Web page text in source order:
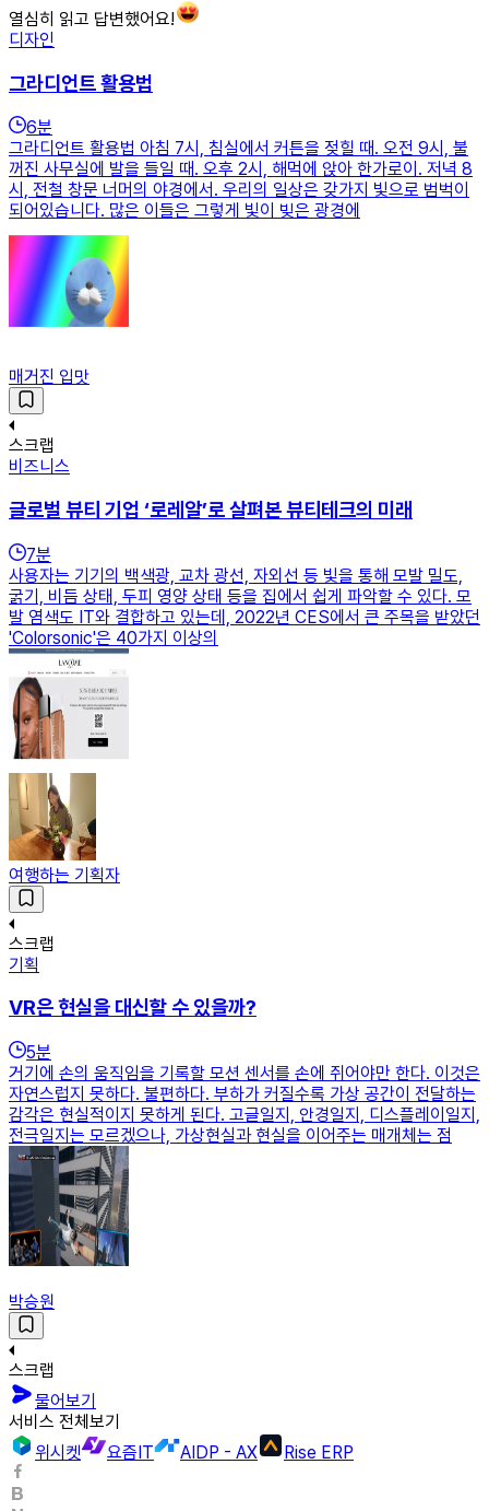
열심히 읽고 답변했어요!
디자인
그라디언트 활용법
6분
그라디언트 활용법 아침 7시, 침실에서 커튼을 젖힐 때. 오전 9시, 불
꺼진 사무실에 발을 들일 때. 오후 2시, 해먹에 앉아 한가로이. 저녁 8
시, 전철 창문 너머의 야경에서. 우리의 일상은 갖가지 빛으로 범벅이
되어있습니다. 많은 이들은 그렇게 빛이 빚은 광경에
매거진 입맛
스크랩
비즈니스
글로벌 뷰티 기업 ‘로레알’로 살펴본 뷰티테크의 미래
7분
사용자는 기기의 백색광, 교차 광선, 자외선 등 빛을 통해 모발 밀도,
굵기, 비듬 상태, 두피 영양 상태 등을 집에서 쉽게 파악할 수 있다. 모
발 염색도 IT와 결합하고 있는데, 2022년 CES에서 큰 주목을 받았던
'Colorsonic'은 40가지 이상의
여행하는 기획자
스크랩
기획
VR은 현실을 대신할 수 있을까?
5분
거기에 손의 움직임을 기록할 모션 센서를 손에 쥐어야만 한다. 이것은
자연스럽지 못하다. 불편하다. 부하가 커질수록 가상 공간이 전달하는
감각은 현실적이지 못하게 된다. 고글일지, 안경일지, 디스플레이일지,
전극일지는 모르겠으나, 가상현실과 현실을 이어주는 매개체는 점
박승원
스크랩
물어보기
서비스 전체보기
위시켓
요즘IT AIDP - AX Rise ERP